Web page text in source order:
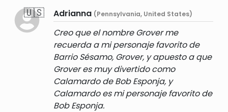
🇺🇸 Adrianna (Pennsylvania, United States)
Creo que el nombre Grover me
recuerda a mi personaje favorito de
Barrio Sésamo, Grover, y apuesto a que
Grover es muy divertido como
Calamardo de Bob Esponja, y
Calamardo es mi personaje favorito de
Bob Esponja.